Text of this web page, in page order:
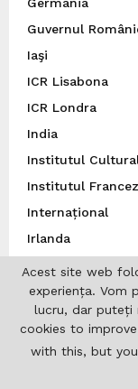
Germania
Guvernul
Iaşi
ICR Lisabona
ICR Londra
India
Institutul
Institutul Francez
Internațional
Irlanda
Israel
Istorie
Italia
Japonia
Acest site web
experiența. Vom
lucru, dar puteți
cookies to
with this, but